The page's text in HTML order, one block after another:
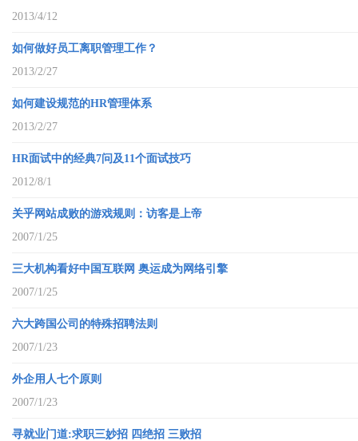
2013/4/12
如何做好员工离职管理工作？
2013/2/27
如何建设规范的HR管理体系
2013/2/27
HR面试中的经典7问及11个面试技巧
2012/8/1
关乎网站成败的游戏规则：访客是上帝
2007/1/25
三大机构看好中国互联网 奥运成为网络引擎
2007/1/25
六大跨国公司的特殊招聘法则
2007/1/23
外企用人七个原则
2007/1/23
寻就业门道:求职三妙招 四绝招 三败招